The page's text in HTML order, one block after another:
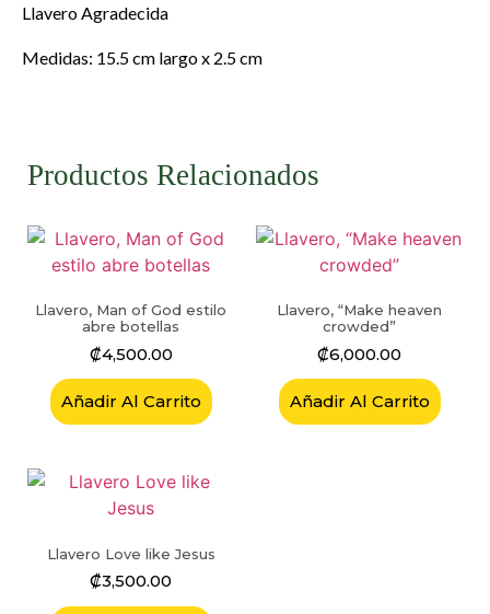
Llavero Agradecida
Medidas: 15.5 cm largo x 2.5 cm
Productos Relacionados
Llavero, Man of God estilo
abre botellas
₡4,500.00
Añadir Al Carrito
Llavero, “Make heaven
crowded”
₡6,000.00
Añadir Al Carrito
Llavero Love like Jesus
₡3,500.00